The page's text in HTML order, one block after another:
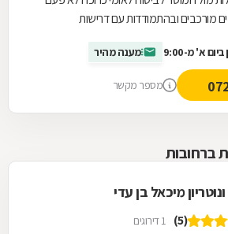
מורכבים ובהתמודדות עם דרישות
א' מ-9:00 מענה מהיר
מספר מקשר
ברחובות
מיכאל בן עדי
(5) 1 דירוגים